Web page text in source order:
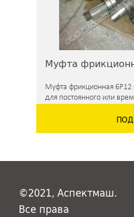
Муфта
Муфта фрикционная 6Р12
для постоянного или
©2021, Аспектмаш.
Все права